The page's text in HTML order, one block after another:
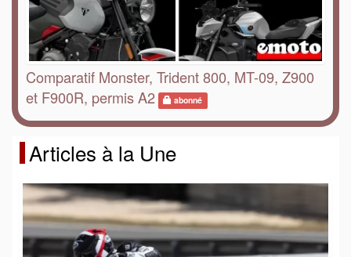
Comparatif Monster, Trident 800, MT-09, Z900
et F900R, permis A2
abonné
Articles à la Une